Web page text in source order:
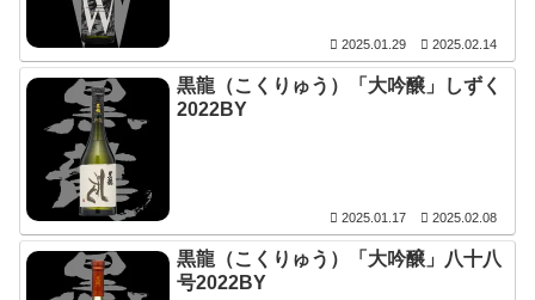
2025.01.29 2025.02.14
黒龍（こくりゅう）「大吟醸」しずく
2022BY
2025.01.17 2025.02.08
黒龍（こくりゅう）「大吟醸」八十八
号2022BY